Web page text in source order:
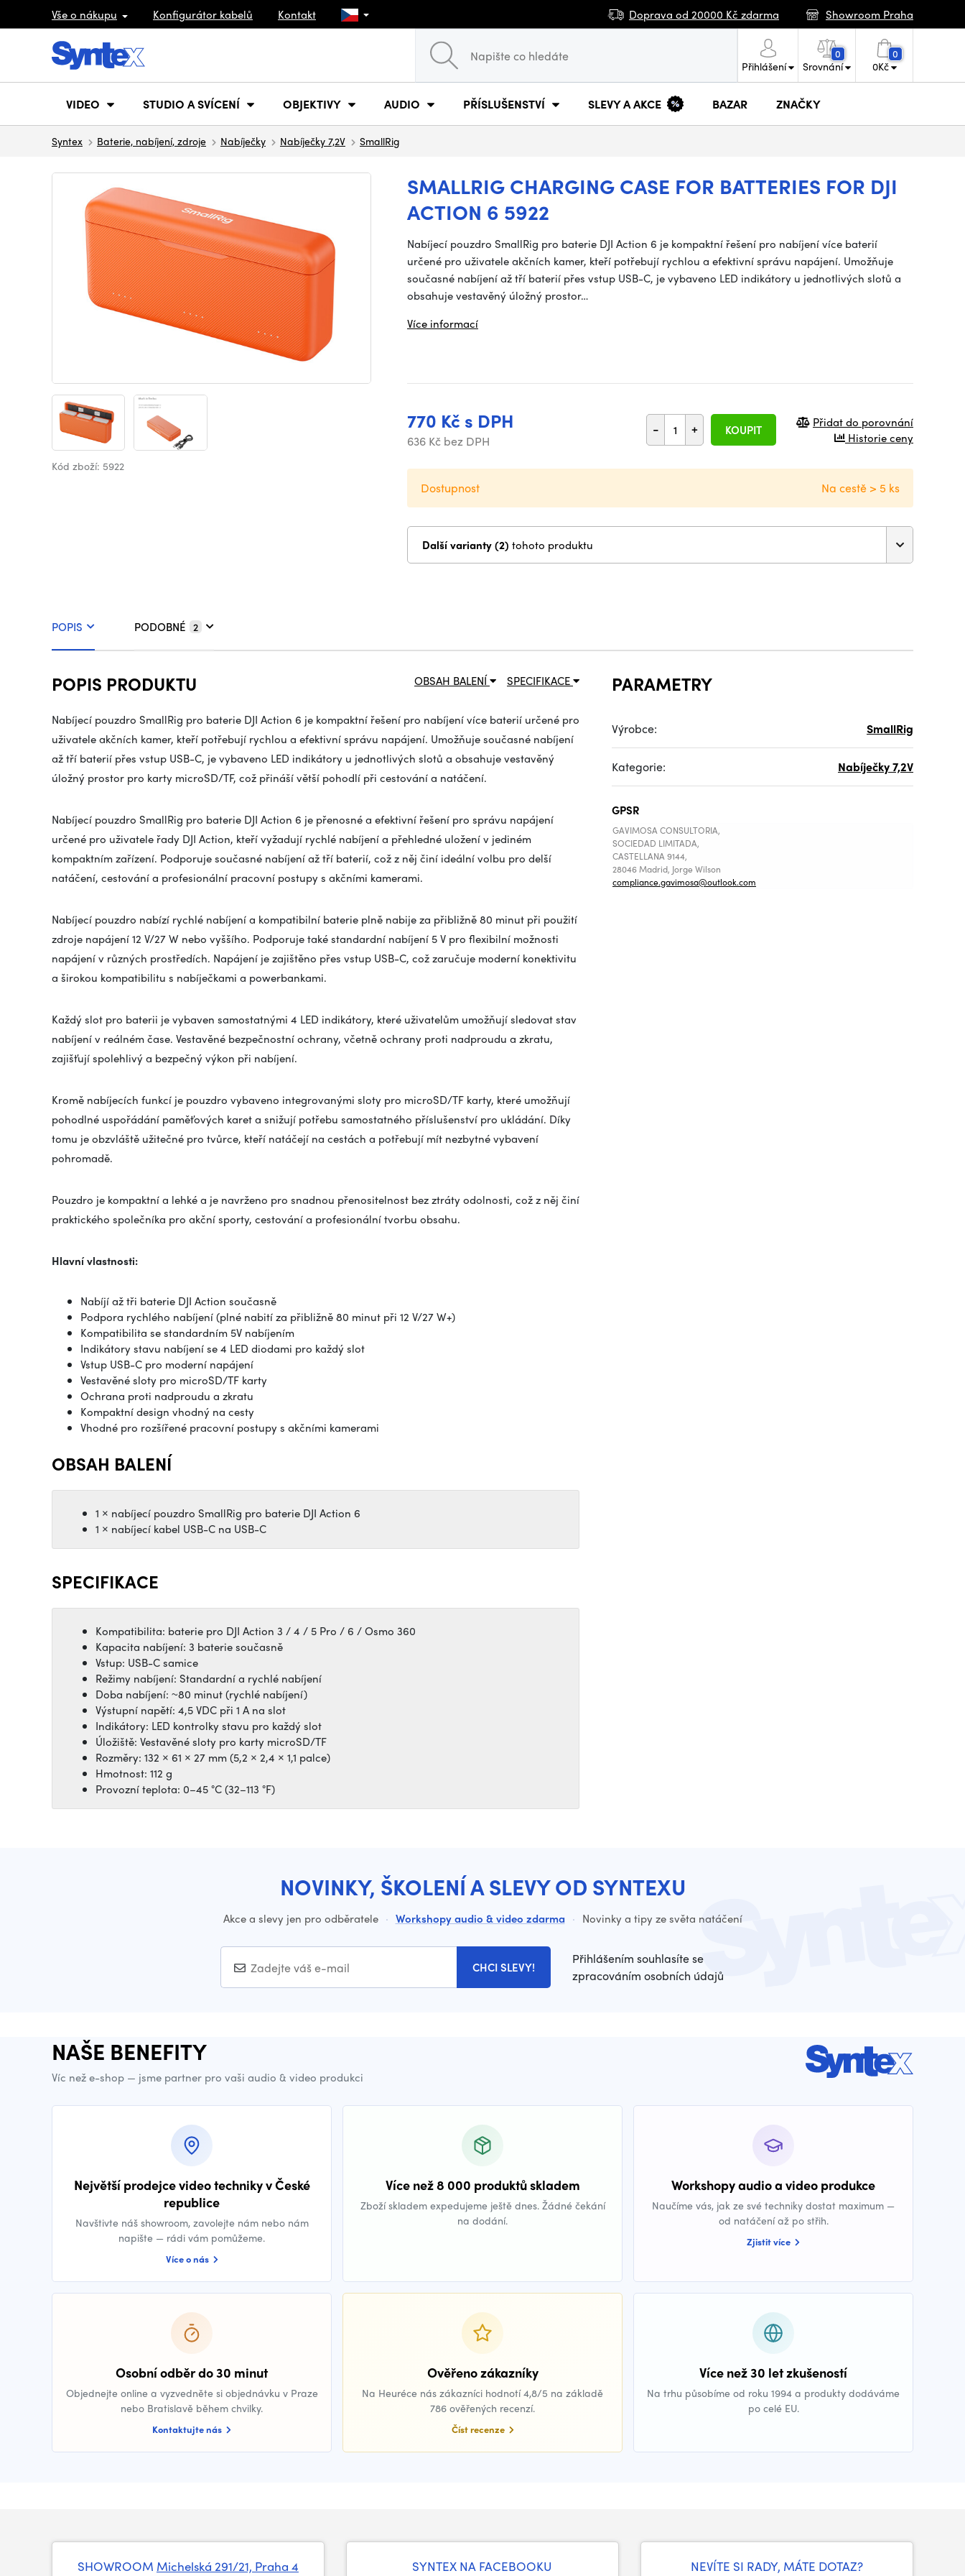
Vše o nákupu Konfigurátor kabelů Kontakt Doprava od 20000 Kč zdarma Showroom Praha
Přihlášení
0
Srovnání
0
0Kč
VIDEO STUDIO A SVÍCENÍ OBJEKTIVY AUDIO PŘÍSLUŠENSTVÍ SLEVY A AKCE BAZAR ZNAČKY
Syntex Baterie, nabíjení, zdroje Nabíječky Nabíječky 7,2V SmallRig
SMALLRIG CHARGING CASE FOR BATTERIES FOR DJI
ACTION 6 5922
Kód zboží: 5922
Nabíjecí pouzdro SmallRig pro baterie DJI Action 6 je kompaktní řešení pro nabíjení více baterií
určené pro uživatele akčních kamer, kteří potřebují rychlou a efektivní správu napájení. Umožňuje
současné nabíjení až tří baterií přes vstup USB-C, je vybaveno LED indikátory u jednotlivých slotů a
obsahuje vestavěný úložný prostor…
Více informací
770 Kč s DPH
636 Kč bez DPH
- + KOUPIT
Přidat do porovnání
Historie ceny
Dostupnost Na cestě > 5 ks
Další varianty (2) tohoto produktu
POPIS PODOBNÉ 2
SPECIFIKACE
OBSAH BALENÍ
POPIS PRODUKTU
Nabíjecí pouzdro SmallRig pro baterie DJI Action 6 je kompaktní řešení pro nabíjení více baterií určené pro
uživatele akčních kamer, kteří potřebují rychlou a efektivní správu napájení. Umožňuje současné nabíjení
až tří baterií přes vstup USB-C, je vybaveno LED indikátory u jednotlivých slotů a obsahuje vestavěný
úložný prostor pro karty microSD/TF, což přináší větší pohodlí při cestování a natáčení.
Nabíjecí pouzdro SmallRig pro baterie DJI Action 6 je přenosné a efektivní řešení pro správu napájení
určené pro uživatele řady DJI Action, kteří vyžadují rychlé nabíjení a přehledné uložení v jediném
kompaktním zařízení. Podporuje současné nabíjení až tří baterií, což z něj činí ideální volbu pro delší
natáčení, cestování a profesionální pracovní postupy s akčními kamerami.
Nabíjecí pouzdro nabízí rychlé nabíjení a kompatibilní baterie plně nabije za přibližně 80 minut při použití
zdroje napájení 12 V/27 W nebo vyššího. Podporuje také standardní nabíjení 5 V pro flexibilní možnosti
napájení v různých prostředích. Napájení je zajištěno přes vstup USB-C, což zaručuje moderní konektivitu
a širokou kompatibilitu s nabíječkami a powerbankami.
Každý slot pro baterii je vybaven samostatnými 4 LED indikátory, které uživatelům umožňují sledovat stav
nabíjení v reálném čase. Vestavěné bezpečnostní ochrany, včetně ochrany proti nadproudu a zkratu,
zajišťují spolehlivý a bezpečný výkon při nabíjení.
Kromě nabíjecích funkcí je pouzdro vybaveno integrovanými sloty pro microSD/TF karty, které umožňují
pohodlné uspořádání paměťových karet a snižují potřebu samostatného příslušenství pro ukládání. Díky
tomu je obzvláště užitečné pro tvůrce, kteří natáčejí na cestách a potřebují mít nezbytné vybavení
pohromadě.
Pouzdro je kompaktní a lehké a je navrženo pro snadnou přenositelnost bez ztráty odolnosti, což z něj činí
praktického společníka pro akční sporty, cestování a profesionální tvorbu obsahu.
Hlavní vlastnosti:
Nabíjí až tři baterie DJI Action současně
Podpora rychlého nabíjení (plné nabití za přibližně 80 minut při 12 V/27 W+)
Kompatibilita se standardním 5V nabíjením
Indikátory stavu nabíjení se 4 LED diodami pro každý slot
Vstup USB-C pro moderní napájení
Vestavěné sloty pro microSD/TF karty
Ochrana proti nadproudu a zkratu
Kompaktní design vhodný na cesty
Vhodné pro rozšířené pracovní postupy s akčními kamerami
OBSAH BALENÍ
1 × nabíjecí pouzdro SmallRig pro baterie DJI Action 6
1 × nabíjecí kabel USB-C na USB-C
SPECIFIKACE
Kompatibilita: baterie pro DJI Action 3 / 4 / 5 Pro / 6 / Osmo 360
Kapacita nabíjení: 3 baterie současně
Vstup: USB-C samice
Režimy nabíjení: Standardní a rychlé nabíjení
Doba nabíjení: ~80 minut (rychlé nabíjení)
Výstupní napětí: 4,5 VDC při 1 A na slot
Indikátory: LED kontrolky stavu pro každý slot
Úložiště: Vestavěné sloty pro karty microSD/TF
Rozměry: 132 × 61 × 27 mm (5,2 × 2,4 × 1,1 palce)
Hmotnost: 112 g
Provozní teplota: 0–45 °C (32–113 °F)
PARAMETRY
Výrobce: SmallRig
Kategorie: Nabíječky 7,2V
GPSR
GAVIMOSA CONSULTORIA,
SOCIEDAD LIMITADA,
CASTELLANA 9144,
28046 Madrid, Jorge Wilson
compliance.gavimosa@outlook.com
NOVINKY, ŠKOLENÍ A SLEVY OD SYNTEXU
Akce a slevy jen pro odběratele · Workshopy audio & video zdarma · Novinky a tipy ze světa natáčení
CHCI SLEVY!
Přihlášením souhlasíte se
zpracováním osobních údajů
NAŠE BENEFITY
Víc než e-shop — jsme partner pro vaši audio & video produkci
Největší prodejce video techniky v České
republice
Navštivte náš showroom, zavolejte nám nebo nám
napište — rádi vám pomůžeme.
Více o nás
Více než 8 000 produktů skladem
Zboží skladem expedujeme ještě dnes. Žádné čekání
na dodání.
Workshopy audio a video produkce
Naučíme vás, jak ze své techniky dostat maximum —
od natáčení až po střih.
Zjistit více
Osobní odběr do 30 minut
Objednejte online a vyzvedněte si objednávku v Praze
nebo Bratislavě během chvilky.
Kontaktujte nás
Ověřeno zákazníky
Na Heuréce nás zákazníci hodnotí 4,8/5 na základě
786 ověřených recenzí.
Číst recenze
Více než 30 let zkušeností
Na trhu působíme od roku 1994 a produkty dodáváme
po celé EU.
SHOWROOM Michelská 291/21, Praha 4 SYNTEX NA FACEBOOKU NEVÍTE SI RADY, MÁTE DOTAZ?